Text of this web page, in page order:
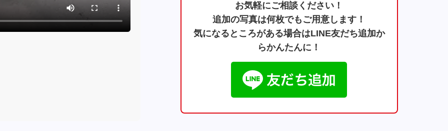
お気軽にご相談ください！
追加の写真は何枚でもご用意します！
気になるところがある場合はLINE友だち追加か
らかんたんに！